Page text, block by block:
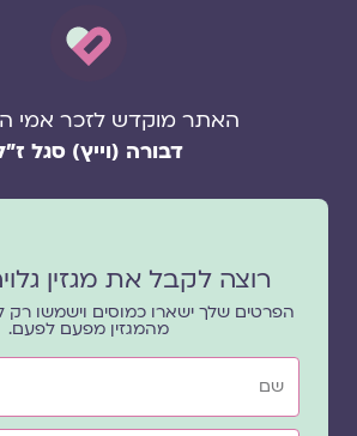
האתר מוקדש לזכר אמי
דבורה (וייץ) סגל ז"ל
רוצה לקבל את מגזין
הפרטים שלך ישארו כמוסים וישמשו רק
מהמגזין מפעם לפעם.
שם